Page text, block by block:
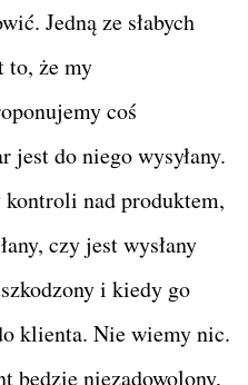
Jedną ze słabych
to, że my
coś
jest do niego wysyłany.
kontroli nad produktem,
czy jest wysłany
i kiedy go
klienta. Nie wiemy nic.
będzie niezadowolony,